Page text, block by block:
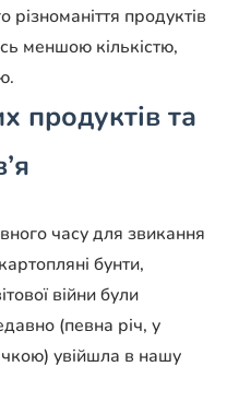
різноманіт­тя продуктів
меншою кількістю,
продуктів та
часу для звикання
бунти,
ві­йни були
(певна річ, у
увійшла в нашу